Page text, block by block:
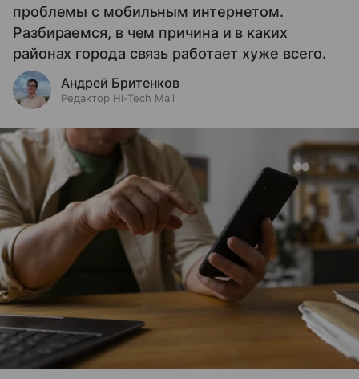
проблемы с мобильным интернетом.
Разбираемся, в чем причина и в каких
районах города связь работает хуже всего.
Андрей Бритенков
Редактор Hi-Tech Mail